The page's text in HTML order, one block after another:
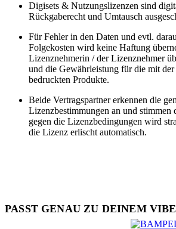
Digisets & Nutzungslizenzen sind
Rückgaberecht und Umtausch
Für Fehler in den Daten und evtl.
Folgekosten wird keine Haftung
Lizenznehmerin / der Lizenznehmer
und die Gewährleistung für die mit
bedruckten Produkte.
Beide Vertragspartner erkennen die
Lizenzbestimmungen an und stimmen
gegen die Lizenzbedingungen wird
die Lizenz erlischt automatisch.
PASST GENAU ZU DEINEM